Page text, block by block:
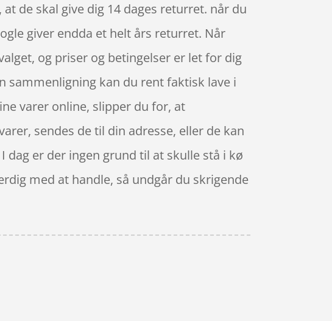
de skal give dig 14 dages returret. når du
giver endda et helt års returret. Når
og priser og betingelser er let for dig
sammenligning kan du rent faktisk lave i
varer online, slipper du for, at
sendes de til din adresse, eller de kan
er der ingen grund til at skulle stå i kø
med at handle, så undgår du skrigende